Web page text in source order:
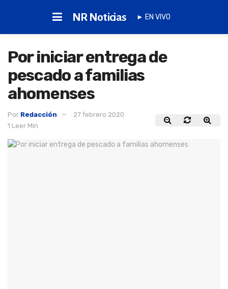
NR Noticias ► EN VIVO
Por iniciar entrega de
pescado a familias
ahomenses
Por Redacción
27 febrero 2020
1 Leer Min